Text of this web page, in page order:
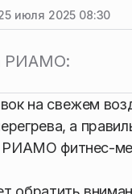
июля 2025 08:30
РИАМО:
на свежем
а
фитнес-